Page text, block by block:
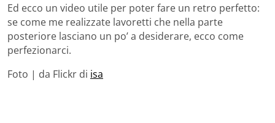
Ed ecco un video utile per poter fare un retro perfetto:
se come me realizzate lavoretti che nella parte
posteriore lasciano un po’ a desiderare, ecco come
perfezionarci.
Foto | da Flickr di isa